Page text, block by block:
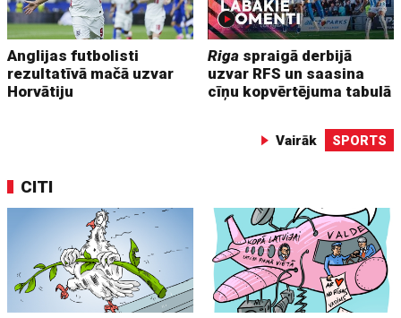
Anglijas futbolisti
rezultatīvā mačā uzvar
Horvātiju
Riga spraigā derbijā
uzvar RFS un saasina
cīņu kopvērtējuma tabulā
Vairāk SPORTS
CITI